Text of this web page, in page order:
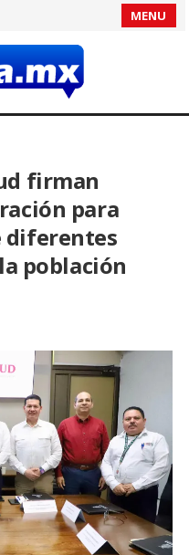
MENU
firman
para
diferentes
población